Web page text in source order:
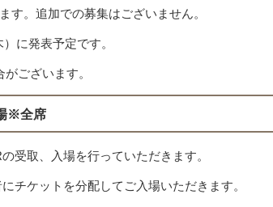
す。追加での募集はございません。
に発表予定です。
ございます。
※全席
受取、入場を行っていただきます。
チケットを分配してご入場いただきます。